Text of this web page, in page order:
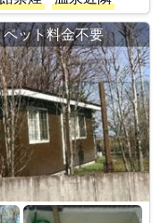
ット料金不要